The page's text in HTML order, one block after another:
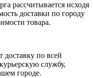
рассчитывается исходя
доставки по городу
товара.
доставку по всей
службу,
городе.